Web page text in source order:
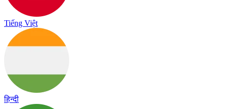
Tiếng Việt
हिन्दी